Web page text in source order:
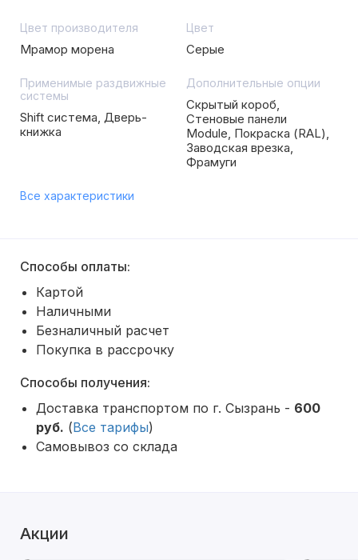
Цвет производителя
Мрамор морена
Цвет
Серые
Применимые раздвижные
системы
Shift система, Дверь-
книжка
Дополнительные опции
Скрытый короб,
Стеновые панели
Module, Покраска (RAL),
Заводская врезка,
Фрамуги
Все характеристики
Способы оплаты:
Картой
Наличными
Безналичный расчет
Покупка в рассрочку
Способы получения:
Доставка транспортом по г. Сызрань - 600
руб. (Все тарифы)
Самовывоз со склада
Акции